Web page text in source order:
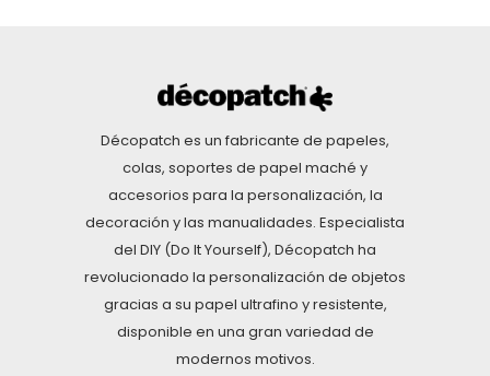
Décopatch es un fabricante de papeles,
colas, soportes de papel maché y
accesorios para la personalización, la
decoración y las manualidades. Especialista
del DIY (Do It Yourself), Décopatch ha
revolucionado la personalización de objetos
gracias a su papel ultrafino y resistente,
disponible en una gran variedad de
modernos motivos.